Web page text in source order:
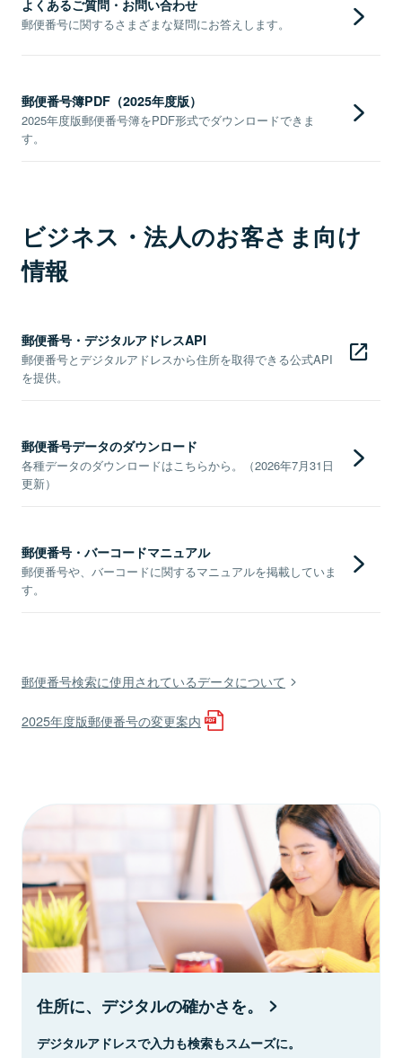
よくあるご質問・お問い合わせ
郵便番号に関するさまざまな疑問にお答えします。
郵便番号簿PDF（2025年度版）
2025年度版郵便番号簿をPDF形式でダウンロードできま
す。
ビジネス・法人のお客さま向け
情報
郵便番号・デジタルアドレスAPI
郵便番号とデジタルアドレスから住所を取得できる公式API
を提供。
郵便番号データのダウンロード
各種データのダウンロードはこちらから。（2026年7月31日
更新）
郵便番号・バーコードマニュアル
郵便番号や、バーコードに関するマニュアルを掲載していま
す。
郵便番号検索に使用されているデータについて
2025年度版郵便番号の変更案内
住所に、デジタルの確かさを。
デジタルアドレスで入力も検索もスムーズに。